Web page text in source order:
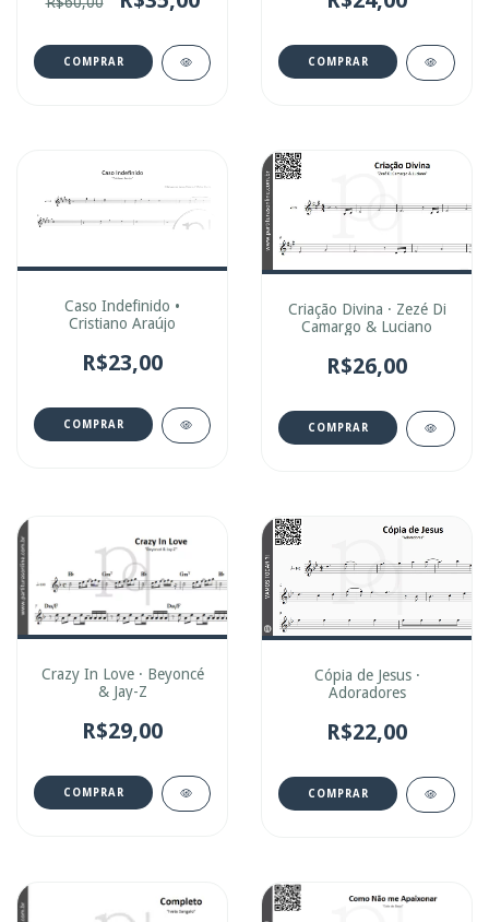
COMPRAR COMPRAR
Caso Indefinido •
Cristiano Araújo
R$23,00
COMPRAR
Criação Divina · Zezé Di
Camargo & Luciano
R$26,00
COMPRAR
Crazy In Love · Beyoncé
& Jay-Z
R$29,00
COMPRAR
Cópia de Jesus ·
Adoradores
R$22,00
COMPRAR